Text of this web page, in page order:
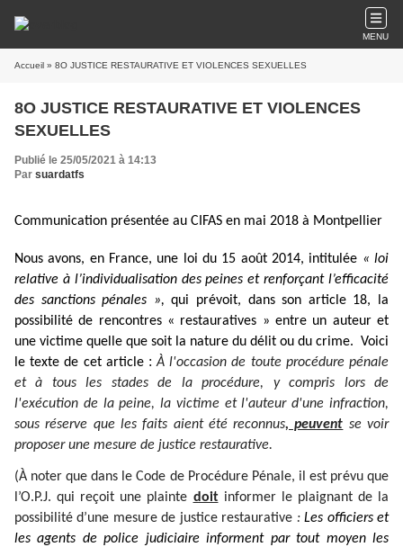
MENU
Accueil » 8O JUSTICE RESTAURATIVE ET VIOLENCES SEXUELLES
8O JUSTICE RESTAURATIVE ET VIOLENCES
SEXUELLES
Publié le 25/05/2021 à 14:13
Par suardatfs
Communication présentée au CIFAS en mai 2018 à Montpellier
Nous avons, en France, une loi du 15 août 2014, intitulée « loi
relative à l’individualisation des peines et renforçant l’efficacité
des sanctions pénales », qui prévoit, dans son article 18, la
possibilité de rencontres « restauratives » entre un auteur et
une victime quelle que soit la nature du délit ou du crime. Voici
le texte de cet article :À l'occasion de toute procédure pénale
et à tous les stades de la procédure, y compris lors de
l'exécution de la peine, la victime et l'auteur d'une infraction,
sous réserve que les faits aient été reconnus, peuvent se voir
proposer une mesure de justice restaurative.
(À noter que dans le Code de Procédure Pénale, il est prévu que
l’O.P.J. qui reçoit une plainte doitinformer le plaignant de la
possibilité d’une mesure de justice restaurative :Les officiers et
les agents de police judiciaire informent par tout moyen les